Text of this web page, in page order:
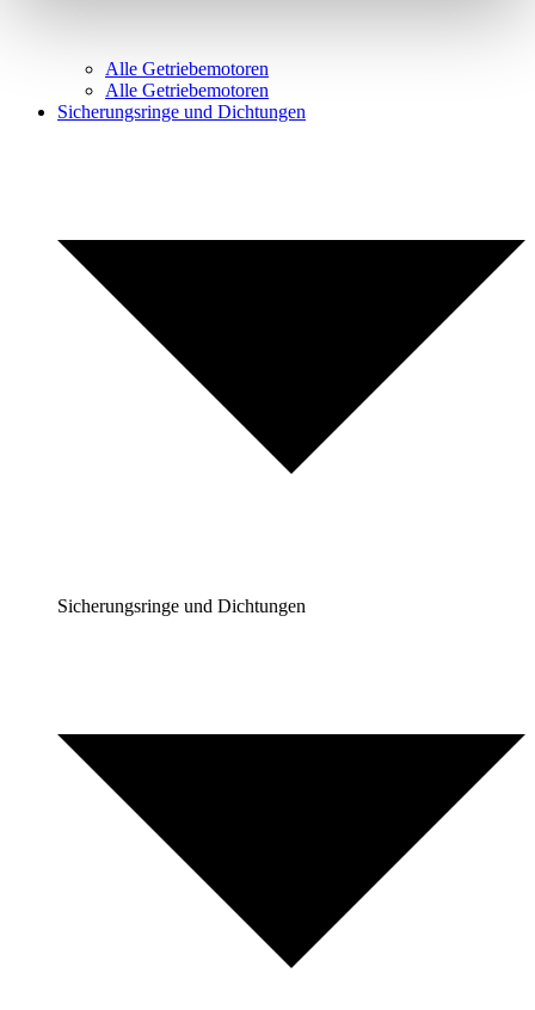
Alle Getriebemotoren
Alle Getriebemotoren
Sicherungsringe und Dichtungen
Sicherungsringe und Dichtungen